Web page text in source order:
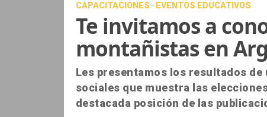
CAPACITACIONES · EVENTOS EDUCATIVOS
Te invitamos a
montañistas en
Les presentamos los resultados
sociales que muestra las
destacada posición de las